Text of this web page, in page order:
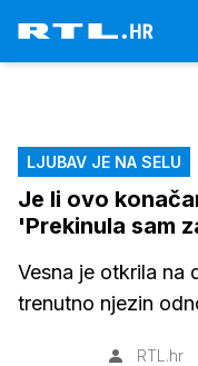
LJUBAV JE NA SELU
Je li ovo
'Prekinula sam
Vesna je otkrila na
trenutno njezin
RTL.hr